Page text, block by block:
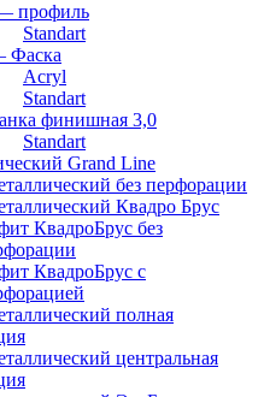
профиль
Standart
Фаска
Acryl
Standart
финишная 3,0
Standart
Grand Line
без перфорации
Квадро Брус
КвадроБрус без
КвадроБрус с
полная
центральная